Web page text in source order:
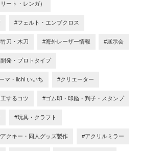
ート・レンガ）
#フェルト・エンブクロス
刀・木刀 #海外レーザー情報 #展示会
発・プロトタイプ
マ・iichi いいち #クリエーター
するコツ #ゴム印・印鑑・判子・スタンプ
#玩具・クラフト
クキー・同人グッズ製作 #アクリルミラー